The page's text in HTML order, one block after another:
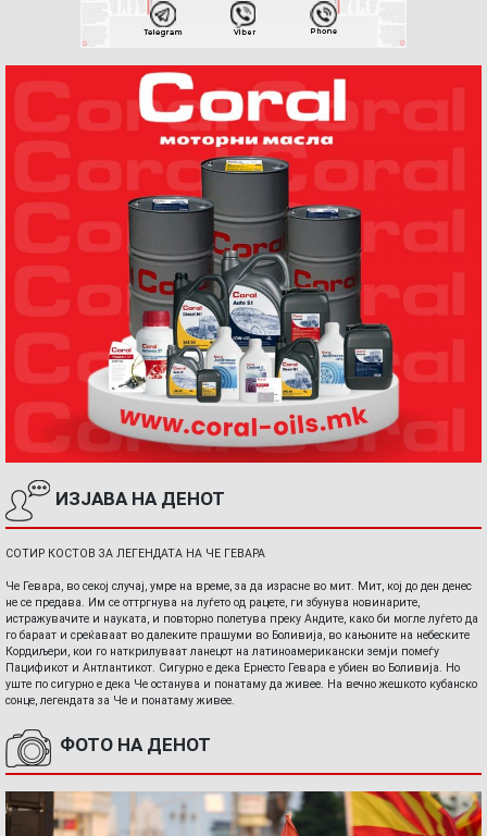
ИЗЈАВА НА ДЕНОТ
СОТИР КОСТОВ ЗА ЛЕГЕНДАТА НА ЧЕ ГЕВАРА
Че Гевара, во секој случај, умре на време, за да израсне во мит. Мит, кој до ден денес
не се предава. Им се оттргнува на луѓето од рацете, ги збунува новинарите,
истражувачите и науката, и повторно полетува преку Андите, како би могле луѓето да
го бараат и среќаваат во далеките прашуми во Боливија, во кањоните на небеските
Кордиљери, кои го наткрилуваат ланецот на латиноамерикански земји помеѓу
Пацификот и Антлантикот. Сигурно е дека Ернесто Гевара е убиен во Боливија. Но
уште по сигурно е дека Че останува и понатаму да живее. На вечно жешкото кубанско
сонце, легендата за Че и понатаму живее.
ФОТО НА ДЕНОТ